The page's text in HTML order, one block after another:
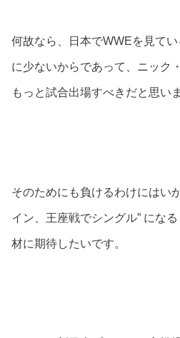
何故なら、日本でWWEを見て
に少ないからであって、ニック
もっと試合出場すべきだと思い
そのためにも負けるわけにはい
イン、王座戦でシングル” にな
材に期待したいです。